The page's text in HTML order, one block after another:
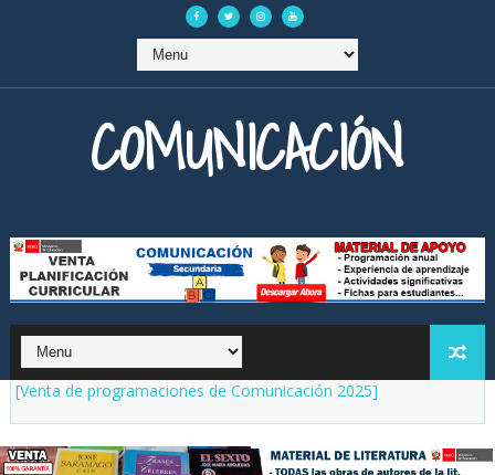
COMUNICACIÓN
[Venta de programaciones de Comunicación 2025]